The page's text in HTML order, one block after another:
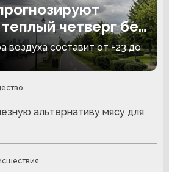
четверг без
воздуха составит от +23 до
альтернативу мясу для